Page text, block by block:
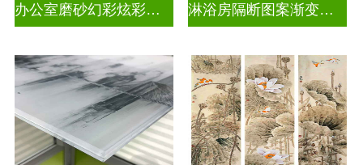
办公室磨砂幻彩炫彩渐变玻璃 淋浴房隔断图案渐变玻璃